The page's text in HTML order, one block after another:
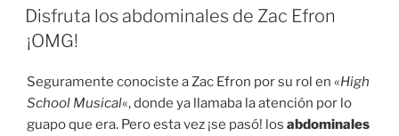
EN
Disfruta los abdominales de Zac Efron
¡OMG!
Seguramente conociste a Zac Efron por su rol en «High
School Musical«, donde ya llamaba la atención por lo
guapo que era. Pero esta vez ¡se pasó! los abdominales